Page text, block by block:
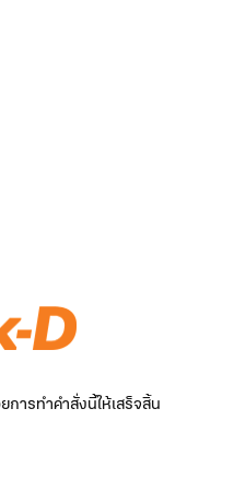
ารทำคำสั่งนี้ให้เสร็จสิ้น